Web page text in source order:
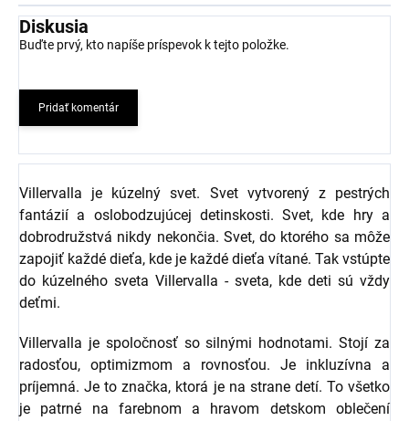
Diskusia
Buďte prvý, kto napíše príspevok k tejto položke.
Pridať komentár
Villervalla je kúzelný svet. Svet vytvorený z pestrých
fantázií a oslobodzujúcej detinskosti. Svet, kde hry a
dobrodružstvá nikdy nekončia. Svet, do ktorého sa môže
zapojiť každé dieťa, kde je každé dieťa vítané. Tak vstúpte
do kúzelného sveta Villervalla - sveta, kde deti sú vždy
deťmi.
Villervalla je spoločnosť so silnými hodnotami. Stojí za
radosťou, optimizmom a rovnosťou. Je inkluzívna a
príjemná. Je to značka, ktorá je na strane detí. To všetko
je patrné na farebnom a hravom detskom oblečení